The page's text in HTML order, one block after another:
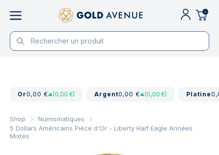
0
Or0,00 € (0,00 €) Argent0,00 € (0,00 €) Platine
Shop
Numismatiques
5 Dollars Américains Pièce d'Or - Liberty Half Eagle Années
Mixtes